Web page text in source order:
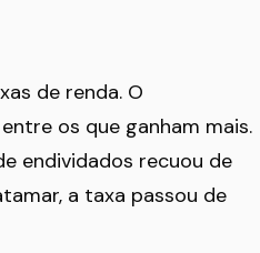
de renda. O
os que ganham mais.
endividados recuou de
a taxa passou de